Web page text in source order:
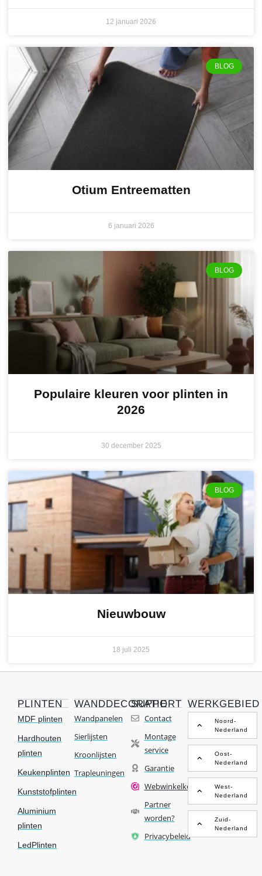
12 januari 2026
BLOG
Otium Entreematten
6 januari 2026
BLOG
Populaire kleuren voor plinten in
2026
30 december 2025
BLOG
Nieuwbouw
18 juli 2025
PLINTEN
MDF plinten
Hardhouten
plinten
Keukenplinten
Kunststofplinten
Aluminium
plinten
LedPlinten
WANDDECORATIE
Wandpanelen
Sierlijsten
Kroonlijsten
Trapleuningen
SUPPORT
Contact
Montage
service
Garantie
Webwinkelkeur
Partner
worden?
Privacybeleid
WERKGEBIED
Noord-
Nederland
Oost-
Nederland
West-
Nederland
Zuid-
Nederland